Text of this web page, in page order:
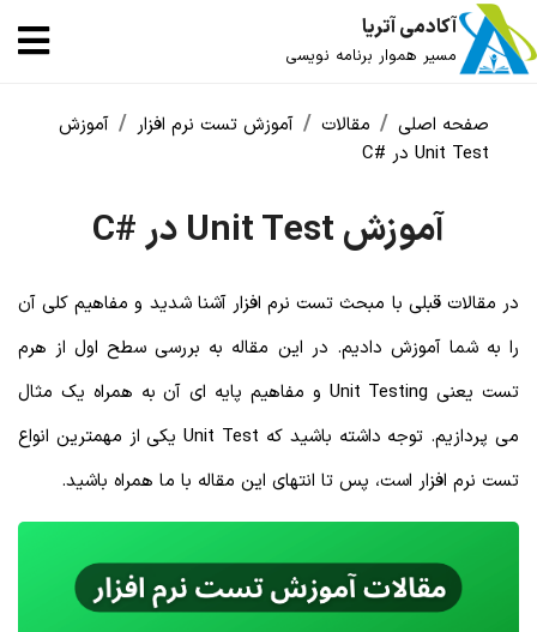
آکادمی آتریا
مسیر هموار برنامه نویسی
صفحه اصلی مقالات آموزش تست نرم افزار
آموزش
Unit Test در #C
آموزش Unit Test در #C
در مقالات قبلی با مبحث تست نرم افزار آشنا شدید و مفاهیم کلی آن
را به شما آموزش دادیم. در این مقاله به بررسی سطح اول از هرم
تست یعنی Unit Testing و مفاهیم پایه ای آن به همراه یک مثال
می پردازیم. توجه داشته باشید که Unit Test یکی از مهمترین انواع
تست نرم افزار است، پس تا انتهای این مقاله با ما همراه باشید.